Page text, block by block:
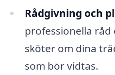
Rådgivning och
professionella
sköter om dina
som bör vidtas.